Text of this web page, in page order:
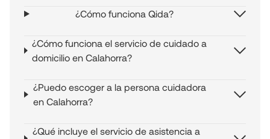
¿Cómo funciona Qida?
¿Cómo funciona el servicio de cuidado a
domicilio en Calahorra?
¿Puedo escoger a la persona cuidadora
en Calahorra?
¿Qué incluye el servicio de asistencia a